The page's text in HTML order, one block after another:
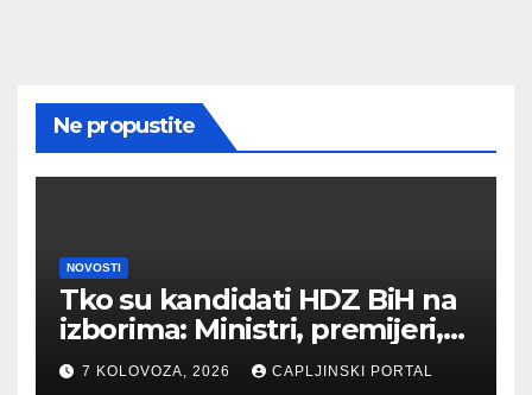
Ne propustite
NOVOSTI
Tko su kandidati HDZ BiH na
izborima: Ministri, premijeri,
ali i nova imena
7 KOLOVOZA, 2026 CAPLJINSKI PORTAL